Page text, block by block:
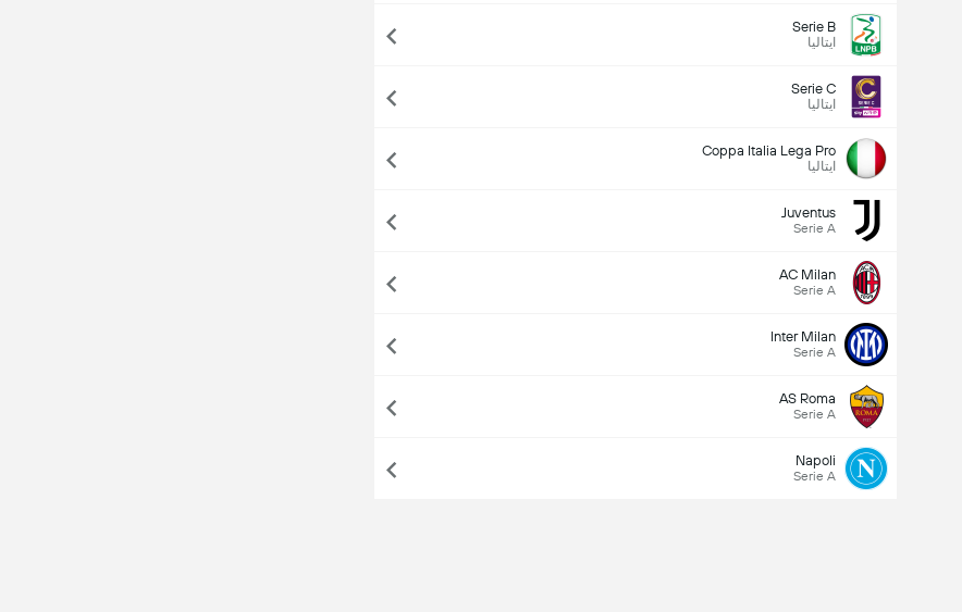
Serie B
ایتالیا
Serie C
ایتالیا
Coppa Italia Lega Pro
ایتالیا
Juventus
Serie A
AC Milan
Serie A
Inter Milan
Serie A
AS Roma
Serie A
Napoli
Serie A